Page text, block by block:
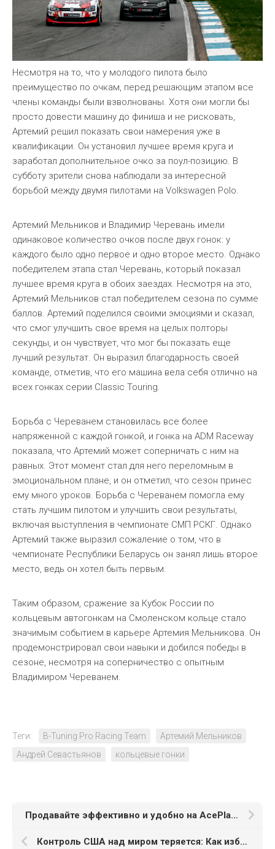
Несмотря на то, что у молодого пилота было
преимущество по очкам, перед решающим этапом все
члены команды были взволнованы. Хотя они могли бы
просто довести машину до финиша и не рисковать,
Артемий решил показать свои намерения уже в
квалификации. Он установил лучшее время круга и
заработал дополнительное очко за поул-позицию. В
субботу зрители снова наблюдали за интересной
борьбой между двумя пилотами на Volkswagen Polo.
Артемий Мельников и Владимир Черевань имели
одинаковое количество очков после двух гонок: у
каждого было одно первое и одно второе место. Однако
победителем этапа стал Черевань, который показал
лучшее время круга в обоих заездах. Несмотря на это,
Артемий Мельников стал победителем сезона по сумме
баллов. Артемий поделился своими эмоциями и сказал,
что смог улучшить свое время на целых полторы
секунды, и он чувствует, что мог бы показать еще
лучший результат. Он выразил благодарность своей
команде, отметив, что его машина вела себя отлично на
всех гонках серии Classic Touring.
Борьба с Череванем становилась все более
напряженной с каждой гонкой, и гонка на ADM Raceway
показала, что Артемий может соперничать с ним на
равных. Этот момент стал для него переломным в
эмоциональном плане, и он отметил, что сезон принес
ему много уроков. Борьба с Череванем помогла ему
стать лучшим пилотом и улучшить свои результаты,
включая выступления в чемпионате СМП РСКГ. Однако
Артемий также выразил сожаление о том, что в
чемпионате Республики Беларусь он занял лишь второе
место, ведь он хотел быть первым.
Таким образом, сражение за Кубок России по
кольцевым автогонкам на Смоленском кольце стало
значимым событием в карьере Артемия Мельникова. Он
продемонстрировал свои навыки и добился победы в
сезоне, несмотря на соперничество с опытным
Владимиром Череванем.
Теги: B-Tuning Pro Racing Team
Артемий Мельников
Андрей Севастьянов
кольцевые гонки
Продавайте эффективно и удобно на AcePlace
Контроль США над миром теряется: Как избежать разразившегося конфликта?